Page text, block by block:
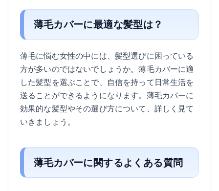
薄毛カバーに最適な髪型は？
薄毛に悩む女性の中には、髪型選びに困っている
方が多いのではないでしょうか。薄毛カバーに適
した髪型を選ぶことで、自信を持って日常生活を
送ることができるようになります。薄毛カバーに
効果的な髪型やその選び方について、詳しく見て
いきましょう。
薄毛カバーに関するよくある質問